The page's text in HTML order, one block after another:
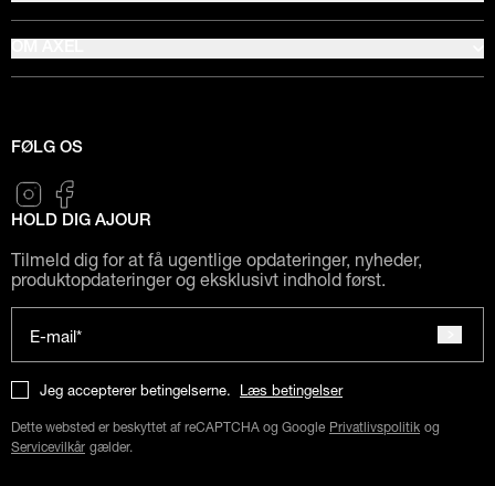
FØLG OS
HOLD DIG AJOUR
Tilmeld dig for at få ugentlige opdateringer, nyheder,
produktopdateringer og eksklusivt indhold først.
E-mail*
Jeg accepterer betingelserne. Læs betingelser
Dette websted er beskyttet af reCAPTCHA og Google Privatlivspolitik og
Servicevilkår gælder.